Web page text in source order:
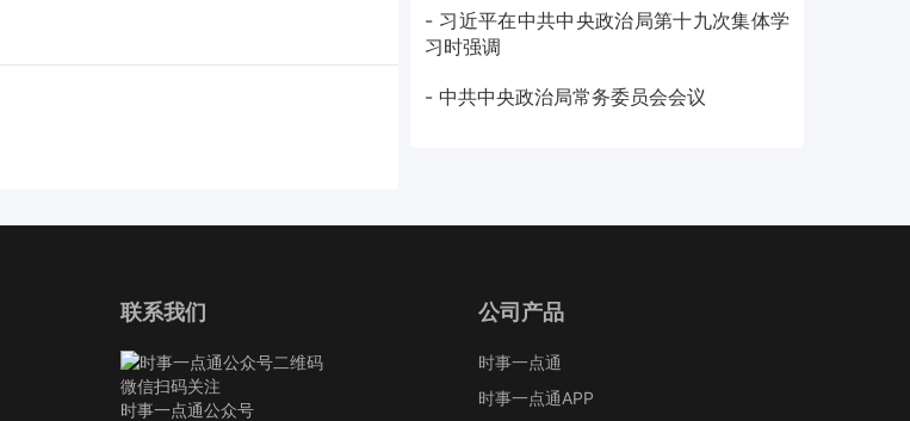
- 习近平在中共中央政治局第十九次集体学
习时强调
- 中共中央政治局常务委员会会议
联系我们
微信扫码关注
时事一点通公众号
公司产品
时事一点通
时事一点通APP